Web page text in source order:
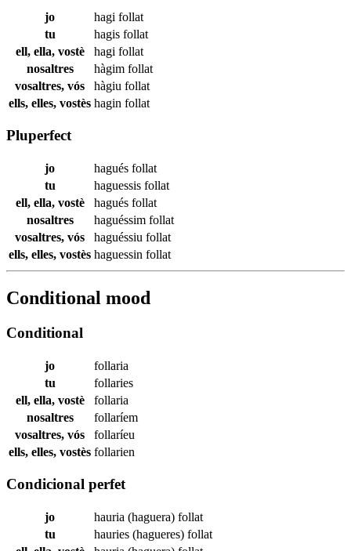
jo hagi follat
tu
hagis follat
ell, ella, vostè
hagi follat
nosaltres
hàgim follat
vosaltres, vós
hàgiu follat
ells, elles, vostès hagin follat
Pluperfect
jo hagués follat
tu
haguessis follat
ell, ella, vostè
hagués follat
nosaltres
haguéssim follat
vosaltres, vós
haguéssiu follat
ells, elles, vostès haguessin follat
Conditional mood
Conditional
jo
follaria
tu
follaries
ell, ella, vostè
follaria
nosaltres
follaríem
vosaltres, vós
follaríeu
ells, elles, vostès follarien
Condicional perfet
jo hauria (haguera) follat
tu
hauries (hagueres) follat